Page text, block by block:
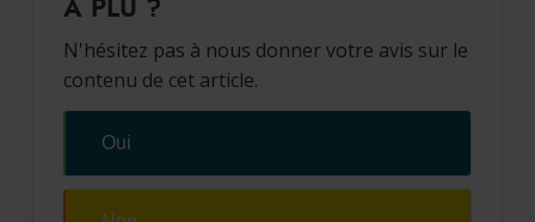
A PLU ?
N'hésitez pas à nous donner votre avis sur le
contenu de cet article.
Oui